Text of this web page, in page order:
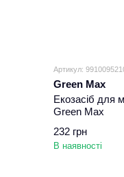
Артикул:
Green Max
Екозасіб для
Green Max
232 грн
В наявності